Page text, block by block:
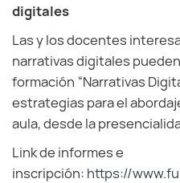
digitales
Las y los docentes
narrativas digitales
formación “Narrativas
estrategias para el
aula, desde la
Link de informes e
inscripción: https://